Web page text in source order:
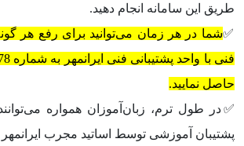
طریق این سامانه انجام دهید.
✅شما در هر زمان می‌توانید برای رفع هر
حاصل نمایید.
✅در طول ترم، زبان‌آموزان همواره
پشتیبان آموزشی توسط اساتید مجرب ایرانمهر